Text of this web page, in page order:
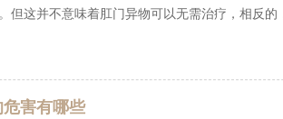
但这并不意味着肛门异物可以无需治疗，相反的
害有哪些